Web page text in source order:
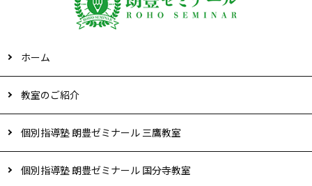
ホーム
教室のご紹介
個別指導塾 朗豊ゼミナール 三鷹教室
個別指導塾 朗豊ゼミナール 国分寺教室